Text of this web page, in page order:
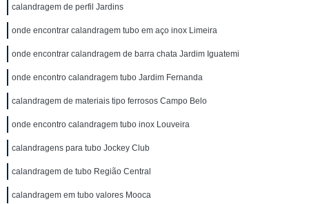
calandragem de perfil Jardins
onde encontrar calandragem tubo em aço inox Limeira
onde encontrar calandragem de barra chata Jardim Iguatemi
onde encontro calandragem tubo Jardim Fernanda
calandragem de materiais tipo ferrosos Campo Belo
onde encontro calandragem tubo inox Louveira
calandragens para tubo Jockey Club
calandragem de tubo Região Central
calandragem em tubo valores Mooca